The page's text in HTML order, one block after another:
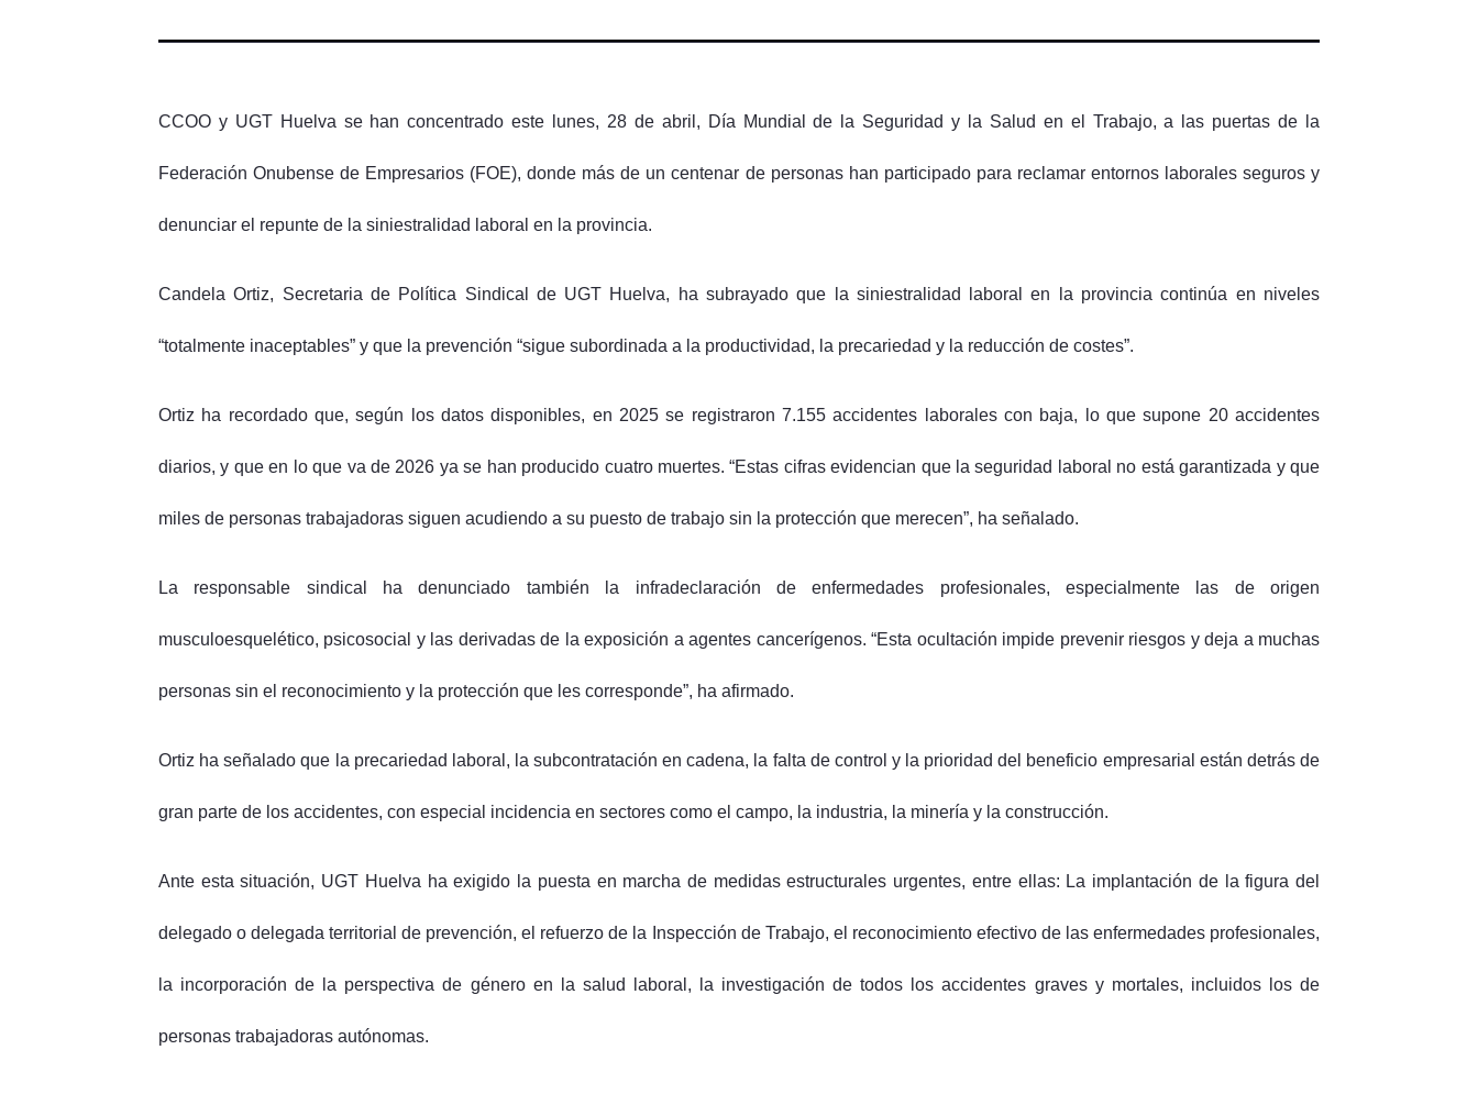
CCOO y UGT Huelva se han concentrado este lunes, 28 de abril, Día Mundial de la Seguridad y la Salud en el Trabajo, a las puertas de la
Federación Onubense de Empresarios (FOE), donde más de un centenar de personas han participado para reclamar entornos laborales seguros y
denunciar el repunte de la siniestralidad laboral en la provincia.
Candela Ortiz, Secretaria de Política Sindical de UGT Huelva, ha subrayado que la siniestralidad laboral en la provincia continúa en niveles
“totalmente inaceptables” y que la prevención “sigue subordinada a la productividad, la precariedad y la reducción de costes”.
Ortiz ha recordado que, según los datos disponibles, en 2025 se registraron 7.155 accidentes laborales con baja, lo que supone 20 accidentes
diarios, y que en lo que va de 2026 ya se han producido cuatro muertes. “Estas cifras evidencian que la seguridad laboral no está garantizada y que
miles de personas trabajadoras siguen acudiendo a su puesto de trabajo sin la protección que merecen”, ha señalado.
La responsable sindical ha denunciado también la infradeclaración de enfermedades profesionales, especialmente las de origen
musculoesquelético, psicosocial y las derivadas de la exposición a agentes cancerígenos. “Esta ocultación impide prevenir riesgos y deja a muchas
personas sin el reconocimiento y la protección que les corresponde”, ha afirmado.
Ortiz ha señalado que la precariedad laboral, la subcontratación en cadena, la falta de control y la prioridad del beneficio empresarial están detrás de
gran parte de los accidentes, con especial incidencia en sectores como el campo, la industria, la minería y la construcción.
Ante esta situación, UGT Huelva ha exigido la puesta en marcha de medidas estructurales urgentes, entre ellas: La implantación de la figura del
delegado o delegada territorial de prevención, el refuerzo de la Inspección de Trabajo, el reconocimiento efectivo de las enfermedades profesionales,
la incorporación de la perspectiva de género en la salud laboral, la investigación de todos los accidentes graves y mortales, incluidos los de
personas trabajadoras autónomas.